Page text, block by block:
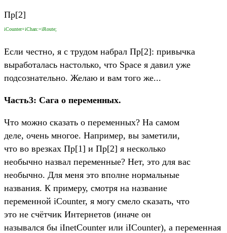
Пр[2]
iCounter+iChan:=iRoute;
Если честно, я с трудом набрал Пр[2]: привычка
выработалась настолько, что Space я давил уже
подсознательно. Желаю и вам того же...
Часть3: Сага о переменных.
Что можно сказать о переменных? На самом
деле, очень многое. Например, вы заметили,
что во врезках Пр[1] и Пр[2] я несколько
необычно назвал переменные? Нет, это для вас
необычно. Для меня это вполне нормальные
названия. К примеру, смотря на название
переменной iCounter, я могу смело сказать, что
это не счётчик Интернетов (иначе он
назывался бы iInetCounter или iICounter), а переменная